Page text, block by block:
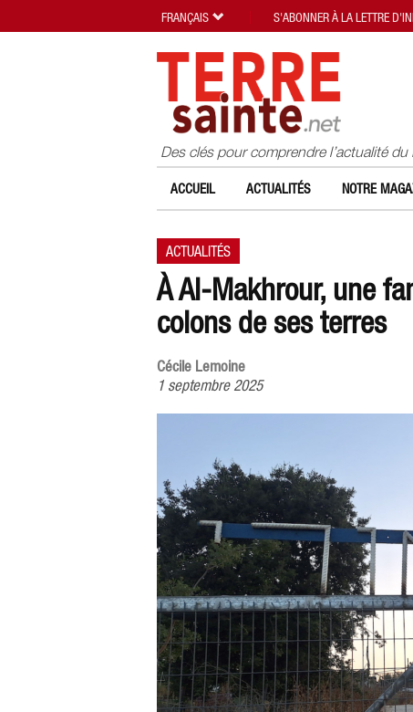
Des clés pour comprendre l’actualité du
ACCUEIL ACTUALITÉS NOTRE
ACTUALITÉS
À Al-Makhrour, une
colons de ses terres
Cécile Lemoine
1 septembre 2025
FRANÇAIS S'ABONNER À LA LETTRE